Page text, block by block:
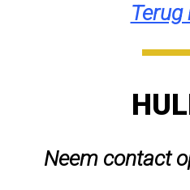
Terug
Neem contact